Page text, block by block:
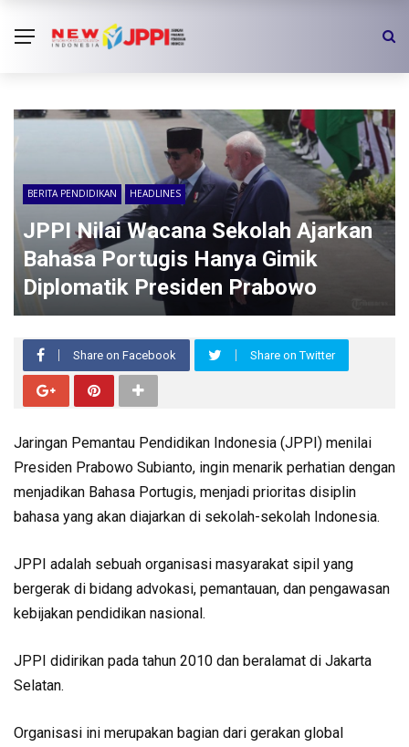
BERITA PENDIDIKAN HEADLINES
JPPI Nilai Wacana Sekolah Ajarkan
Bahasa Portugis Hanya Gimik
Diplomatik Presiden Prabowo
Share on Facebook Share on Twitter
Jaringan Pemantau Pendidikan Indonesia (JPPI) menilai
Presiden Prabowo Subianto, ingin menarik perhatian dengan
menjadikan Bahasa Portugis, menjadi prioritas disiplin
bahasa yang akan diajarkan di sekolah-sekolah Indonesia.
JPPI adalah sebuah organisasi masyarakat sipil yang
bergerak di bidang advokasi, pemantauan, dan pengawasan
kebijakan pendidikan nasional.
JPPI didirikan pada tahun 2010 dan beralamat di Jakarta
Selatan.
Organisasi ini merupakan bagian dari gerakan global